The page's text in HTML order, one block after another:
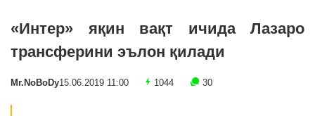
«Интер» яқин вақт ичида Лазаро
трансферини эълон қилади
Mr.NoBoDy15.06.2019 11:00 1044 30